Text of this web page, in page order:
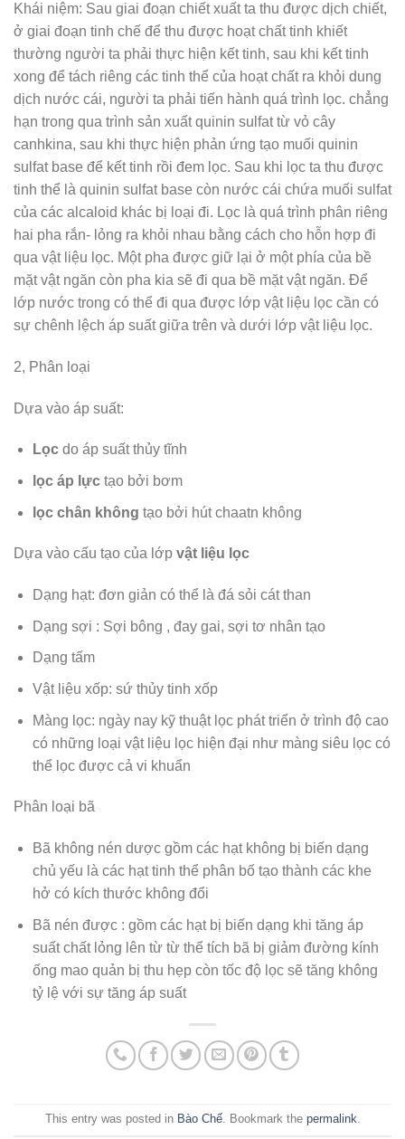
Khái niệm: Sau giai đoạn chiết xuất ta thu được dịch chiết,
ở giai đoạn tinh chế để thu được hoạt chất tinh khiết
thường người ta phải thực hiện kết tinh, sau khi kết tinh
xong để tách riêng các tinh thể của hoạt chất ra khỏi dung
dịch nước cái, người ta phải tiến hành quá trình lọc. chẳng
hạn trong qua trình sản xuất quinin sulfat từ vỏ cây
canhkina, sau khi thực hiện phản ứng tạo muối quinin
sulfat base để kết tinh rồi đem lọc. Sau khi lọc ta thu được
tinh thể là quinin sulfat base còn nước cái chứa muối sulfat
của các alcaloid khác bị loại đi. Lọc là quá trình phân riêng
hai pha rắn- lỏng ra khỏi nhau bằng cách cho hỗn hợp đi
qua vật liệu lọc. Một pha được giữ lại ở một phía của bề
mặt vật ngăn còn pha kia sẽ đi qua bề mặt vật ngăn. Để
lớp nước trong có thể đi qua được lớp vật liệu lọc cần có
sự chênh lệch áp suất giữa trên và dưới lớp vật liệu lọc.
2, Phân loại
Dựa vào áp suất:
Lọcdo áp suất thủy tĩnh
lọc áp lựctạo bởi bơm
lọc chân không tạo bởi hút chaatn không
Dựa vào cấu tạo của lớp vật liệu lọc
Dạng hạt: đơn giản có thể là đá sỏi cát than
Dạng sợi : Sợi bông , đay gai, sợi tơ nhân tạo
Dạng tấm
Vật liệu xốp: sứ thủy tinh xốp
Màng lọc: ngày nay kỹ thuật lọc phát triển ở trình độ cao
có những loại vật liệu lọc hiện đại như màng siêu lọc có
thể lọc được cả vi khuẩn
Phân loại bã
Bã không nén dược gồm các hạt không bị biến dạng
chủ yếu là các hạt tinh thể phân bố tạo thành các khe
hở có kích thước không đổi
Bã nén được : gồm các hạt bị biến dạng khi tăng áp
suất chất lỏng lên từ từ thể tích bã bị giảm đường kính
ống mao quản bị thu hẹp còn tốc độ lọc sẽ tăng không
tỷ lệ với sự tăng áp suất
This entry was posted in Bào Chế. Bookmark the permalink.